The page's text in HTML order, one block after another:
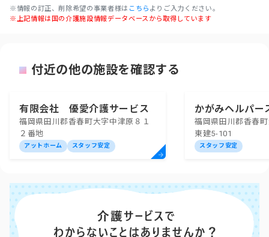
※情報の訂正、削除希望の事業者様は こちら よりご入力ください。
※上記情報は国の介護施設情報データベースから取得しています
付近の他の施設を確認する
有限会社 優愛介護サービス
福岡県田川郡香春町大字中津原８１
２番地
アットホーム スタッフ安定
かがみヘルパー
福岡県田川郡香春
東建5-101
スタッフ安定